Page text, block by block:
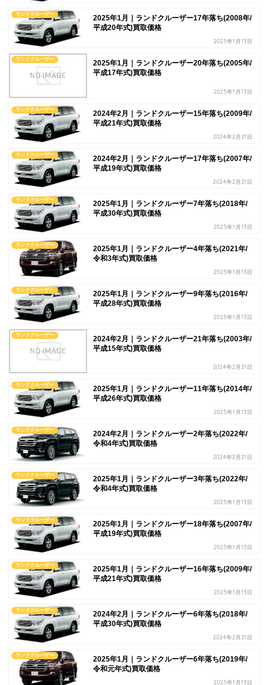
ランドクルーザー
2025年1月｜ランドクルーザー17年落ち(2008年/
平成20年式)買取価格
2025年1月13日
ランドクルーザー
2025年1月｜ランドクルーザー20年落ち(2005年/
平成17年式)買取価格
2025年1月13日
ランドクルーザー
2024年2月｜ランドクルーザー15年落ち(2009年/
平成21年式)買取価格
2024年2月21日
ランドクルーザー
2024年2月｜ランドクルーザー17年落ち(2007年/
平成19年式)買取価格
2024年2月21日
ランドクルーザー
2025年1月｜ランドクルーザー7年落ち(2018年/
平成30年式)買取価格
2025年1月13日
ランドクルーザー
2025年1月｜ランドクルーザー4年落ち(2021年/
令和3年式)買取価格
2025年1月13日
ランドクルーザー
2025年1月｜ランドクルーザー9年落ち(2016年/
平成28年式)買取価格
2025年1月13日
ランドクルーザー
2024年2月｜ランドクルーザー21年落ち(2003年/
平成15年式)買取価格
2024年2月21日
ランドクルーザー
2025年1月｜ランドクルーザー11年落ち(2014年/
平成26年式)買取価格
2025年1月13日
ランドクルーザー
2024年2月｜ランドクルーザー2年落ち(2022年/
令和4年式)買取価格
2024年2月21日
ランドクルーザー
2025年1月｜ランドクルーザー3年落ち(2022年/
令和4年式)買取価格
2025年1月13日
ランドクルーザー
2025年1月｜ランドクルーザー18年落ち(2007年/
平成19年式)買取価格
2025年1月13日
ランドクルーザー
2025年1月｜ランドクルーザー16年落ち(2009年/
平成21年式)買取価格
2025年1月13日
ランドクルーザー
2024年2月｜ランドクルーザー6年落ち(2018年/
平成30年式)買取価格
2024年2月21日
ランドクルーザー
2025年1月｜ランドクルーザー6年落ち(2019年/
令和元年式)買取価格
2025年1月13日